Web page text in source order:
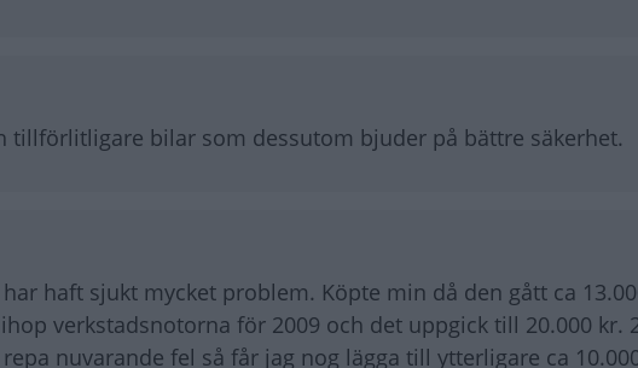
tillförlitligare bilar som dessutom bjuder på bättre säkerhet.
har haft sjukt mycket problem. Köpte min då den gått ca
verkstadsnotorna för 2009 och det uppgick till 20.000 kr.
nuvarande fel så får jag nog lägga till ytterligare ca